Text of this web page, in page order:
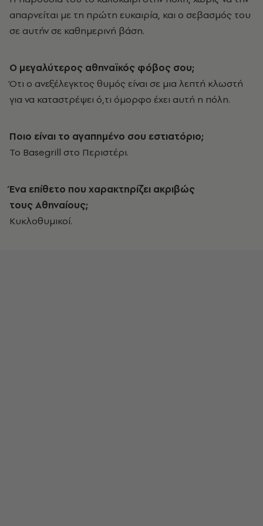
απαρνείται με τη πρώτη ευκαιρία, και ο σεβασμός του
σε αυτήν σε καθημερινή βάση.
Ο μεγαλύτερος αθηναϊκός φόβος σου;
Ότι ο ανεξέλεγκτος θυμός είναι σε μια λεπτή κλωστή
για να καταστρέψει ό,τι όμορφο έχει αυτή η πόλη.
Ποιο είναι το αγαπημένο σου εστιατόριο;
Το Basegrill στο Περιστέρι.
Ένα επίθετο που χαρακτηρίζει ακριβώς
τους Αθηναίους;
Kυκλοθυμικοί.